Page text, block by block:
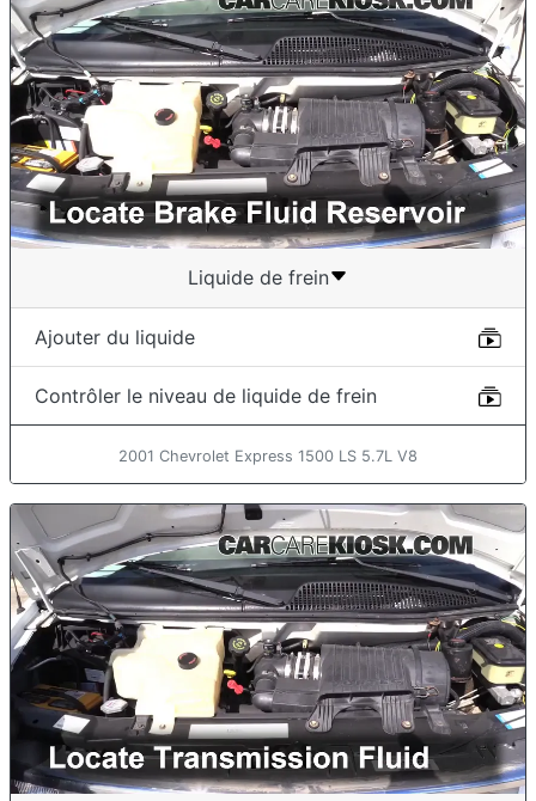
Liquide de frein
Ajouter du liquide
Contrôler le niveau de liquide de frein
2001 Chevrolet Express 1500 LS 5.7L V8